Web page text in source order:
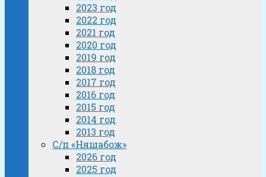
2023 год
2022 год
2021 год
2020 год
2019 год
2018 год
2017 год
2016 год
2015 год
2014 год
2013 год
С/п «Няшабож»
2026 год
2025 год